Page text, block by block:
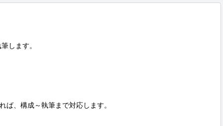
します。
ば、構成～執筆まで対応します。